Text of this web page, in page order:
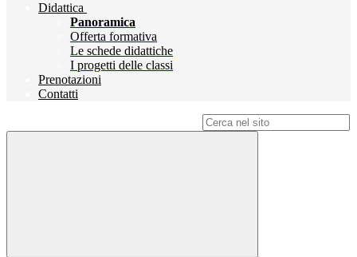
Didattica
Panoramica
Offerta formativa
Le schede didattiche
I progetti delle classi
Prenotazioni
Contatti